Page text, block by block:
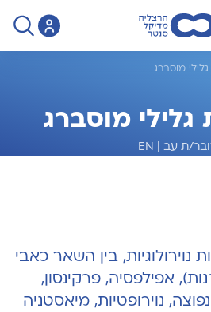
מוסברג
גלילי מוסברג
ת עב |
EN
נוירולוגיות, בין השאר כאבי
), אפילפסיה, פרקינסון,
נוירופטיות, מיאסטניה